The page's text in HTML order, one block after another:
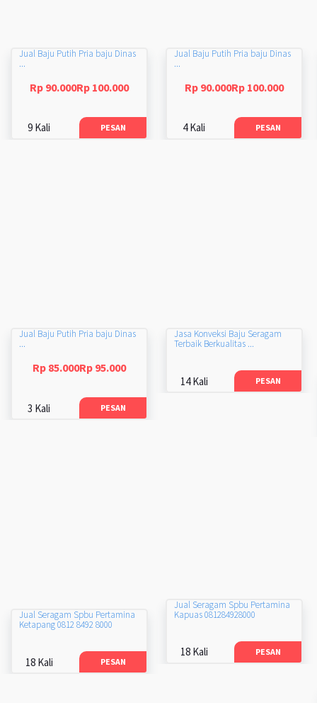
Jual Baju Putih Pria baju Dinas
...
Rp 90.000Rp 100.000
9 Kali PESAN
Jual Baju Putih Pria baju Dinas
...
Rp 90.000Rp 100.000
4 Kali PESAN
Jual Baju Putih Pria baju Dinas
...
Rp 85.000Rp 95.000
3 Kali PESAN
Jasa Konveksi Baju Seragam
Terbaik Berkualitas ...
14 Kali PESAN
Jual Seragam Spbu Pertamina
Kapuas 081284928000
18 Kali PESAN
Jual Seragam Spbu Pertamina
Ketapang 0812 8492 8000
18 Kali PESAN